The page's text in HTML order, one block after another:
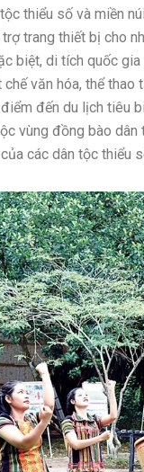
thiểu số và miền
trang thiết bị cho
biệt, di tích quốc
văn hóa, thể
đến du lịch tiêu
vùng đồng bào
các dân tộc thiểu